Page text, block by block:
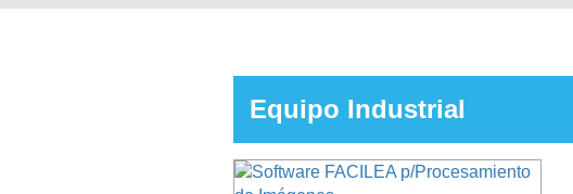
Equipo Industrial